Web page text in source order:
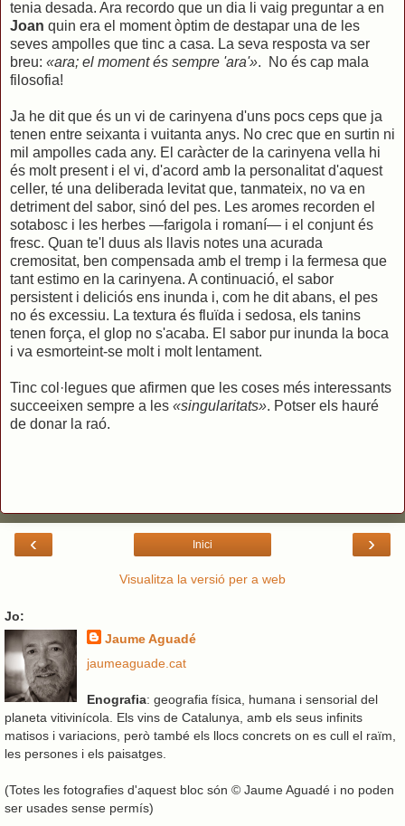
tenia desada. Ara recordo que un dia li vaig preguntar a en
Joan quin era el moment òptim de destapar una de les
seves ampolles que tinc a casa. La seva resposta va ser
breu: «ara; el moment és sempre 'ara'». No és cap mala
filosofia!
Ja he dit que és un vi de carinyena d'uns pocs ceps que ja
tenen entre seixanta i vuitanta anys. No crec que en surtin ni
mil ampolles cada any. El caràcter de la carinyena vella hi
és molt present i el vi, d'acord amb la personalitat d'aquest
celler, té una deliberada levitat que, tanmateix, no va en
detriment del sabor, sinó del pes. Les aromes recorden el
sotabosc i les herbes —farigola i romaní— i el conjunt és
fresc. Quan te'l duus als llavis notes una acurada
cremositat, ben compensada amb el tremp i la fermesa que
tant estimo en la carinyena. A continuació, el sabor
persistent i deliciós ens inunda i, com he dit abans, el pes
no és excessiu. La textura és fluïda i sedosa, els tanins
tenen força, el glop no s'acaba. El sabor pur inunda la boca
i va esmorteint-se molt i molt lentament.
Tinc col·legues que afirmen que les coses més interessants
succeeixen sempre a les «singularitats». Potser els hauré
de donar la raó.
‹ ›
Inici
Visualitza la versió per a web
Jo:
Jaume Aguadé
jaumeaguade.cat
Enografia: geografia física, humana i sensorial del
planeta vitivinícola. Els vins de Catalunya, amb els seus infinits
matisos i variacions, però també els llocs concrets on es cull el raïm,
les persones i els paisatges.
(Totes les fotografies d'aquest bloc són © Jaume Aguadé i no poden
ser usades sense permís)